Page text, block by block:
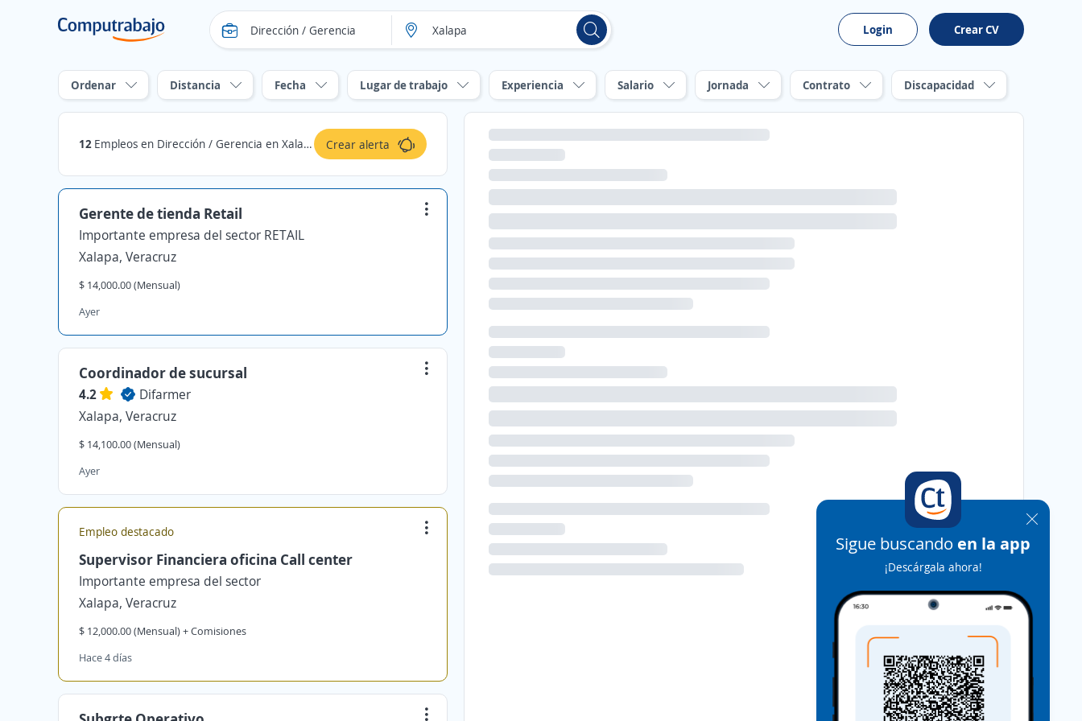
Login Crear CV
Ordenar Distancia Fecha Lugar de trabajo Experiencia Salario Jornada Contrato Discapacidad
12 Empleos en Dirección / Gerencia en Xalapa, Veracruz Crear alerta
Gerente de tienda Retail
Importante empresa del sector RETAIL
Xalapa, Veracruz
$ 14,000.00 (Mensual)
Ayer
Coordinador de sucursal
4.2
Difarmer
Xalapa, Veracruz
$ 14,100.00 (Mensual)
Ayer
Empleo destacado
Supervisor Financiera oficina Call center
Importante empresa del sector
Xalapa, Veracruz
$ 12,000.00 (Mensual) + Comisiones
Hace 4 días
Sigue buscando en la app
¡Descárgala ahora!